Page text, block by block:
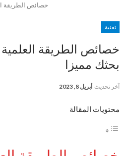
خصائص الطريقة
تقنية
بحثك مميزا
آخر تحديث أبريل 8, 2023
محتويات المقالة